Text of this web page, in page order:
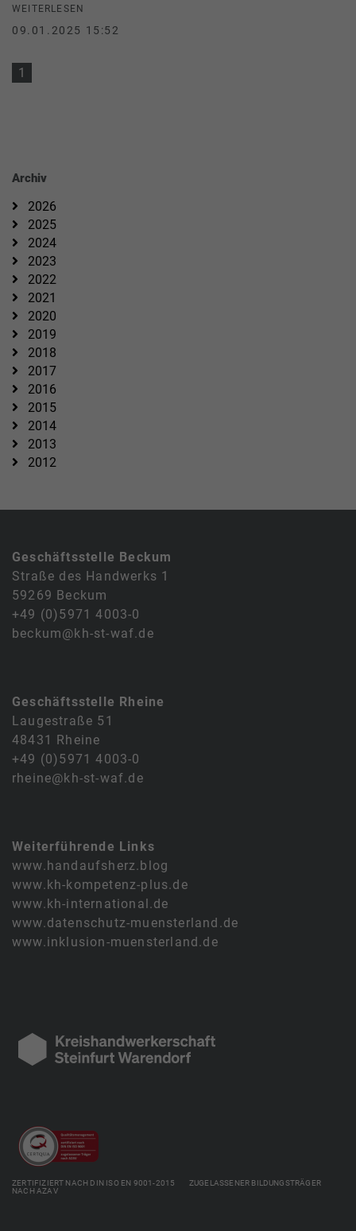
WEITERLESEN
09.01.2025 15:52
1
Archiv
2026
2025
2024
2023
2022
2021
2020
2019
2018
2017
2016
2015
2014
2013
2012
Geschäftsstelle Beckum
Straße des Handwerks 1
59269 Beckum
+49 (0)5971 4003-0
beckum@kh-st-waf.de
Geschäftsstelle Rheine
Laugestraße 51
48431 Rheine
+49 (0)5971 4003-0
rheine@kh-st-waf.de
Weiterführende Links
www.handaufsherz.blog
www.kh-kompetenz-plus.de
www.kh-international.de
www.datenschutz-muensterland.de
www.inklusion-muensterland.de
ZERTIFIZIERT NACH DIN ISO EN 9001-2015 ZUGELASSENER BILDUNGSTRÄGER
NACH AZAV